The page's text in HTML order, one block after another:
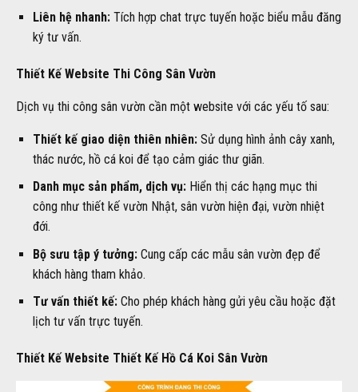
Liên hệ nhanh:Tích hợp chat trực tuyến hoặc biểu mẫu đăng
ký tư vấn.
Thiết Kế Website Thi Công Sân Vườn
Dịch vụ thi công sân vườn cần một website với các yếu tố sau:
Thiết kế giao diện thiên nhiên:Sử dụng hình ảnh cây xanh,
thác nước, hồ cá koi để tạo cảm giác thư giãn.
Danh mục sản phẩm, dịch vụ:Hiển thị các hạng mục thi
công như thiết kế vườn Nhật, sân vườn hiện đại, vườn nhiệt
đới.
Bộ sưu tập ý tưởng:Cung cấp các mẫu sân vườn đẹp để
khách hàng tham khảo.
Tư vấn thiết kế:Cho phép khách hàng gửi yêu cầu hoặc đặt
lịch tư vấn trực tuyến.
Thiết Kế Website Thiết Kế Hồ Cá Koi Sân Vườn